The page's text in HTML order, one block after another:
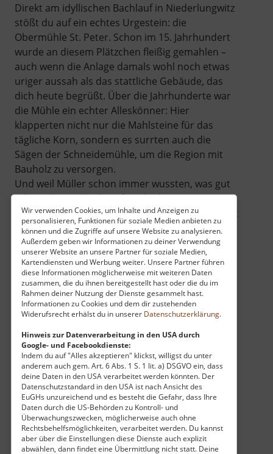
Wir verwenden Cookies, um Inhalte und Anzeigen zu
personalisieren, Funktionen für soziale Medien anbieten zu
können und die Zugriffe auf unsere Website zu analysieren.
Außerdem geben wir Informationen zu deiner Verwendung
unserer Website an unsere Partner für soziale Medien,
Kartendiensten und Werbung weiter. Unsere Partner führen
diese Informationen möglicherweise mit weiteren Daten
zusammen, die du ihnen bereitgestellt hast oder die du im
Rahmen deiner Nutzung der Dienste gesammelt hast.
Informationen zu Cookies und dem dir zustehenden
Widerufsrecht erhälst du in unserer Datenschutzerklärung.
Hinweis zur Datenverarbeitung in den USA durch
Google- und Facebookdienste:
Indem du auf "Alles akzeptieren" klickst, willigst du unter
anderem auch gem. Art. 6 Abs. 1 S. 1 lit. a) DSGVO ein, dass
deine Daten in den USA verarbeitet werden könnten. Der
Datenschutzstandard in den USA ist nach Ansicht des
EuGHs unzureichend und es besteht die Gefahr, dass Ihre
Daten durch die US-Behörden zu Kontroll- und
Überwachungszwecken, möglicherweise auch ohne
Rechtsbehelfsmöglichkeiten, verarbeitet werden. Du kannst
aber über die Einstellungen diese Dienste auch explizit
abwählen, dann findet eine Übermittlung nicht statt. Deine
Direkt am idyllischen Bachlauf in Niederlungwitz
stößt du auf ein echtes Urgestein: die
Obermühle St. Peter. Schon im 15. Jahrhundert
wurde an diesem Plätzchen fleißig gemahlen –
auch wenn die Anlage damals wohl noch etwas
uriger aussah als das stattliche Gebäude, das
dich heute begrüßt. Über die Jahrhunderte war
die Mühle ein echter Alleskönner: Hier
klapperten nicht nur die Mahlsteine für das
tägliche Korn, sondern es surrten auch die
Sägen der Schneidemühle, um die Region mit
Bauholz zu versorgen.
Und weil Müller schon immer wussten, was gut
schmeckt, wurde der Ofen gleich vor Ort
angeheizt – der Duft von frisch gebackenem Brot
gehörte hier früher genauso zum Alltag wie das
Rauschen des Wassers. Wenn du heute dort
vorbeischaust, weht immer noch dieser Hauch
von alter Handwerksehre durch die Luft. Es ist
der perfekte Ort, um bei einem Spaziergang kurz
innezuhalten und sich vorzustellen, wie hier
schon vor über 500 Jahren das Mehl in die Säcke
rieselte. Ein charmantes Stück
Heimatgeschichte, das zeigt, dass gute
Traditionen einfach niemals aus der Mode
kommen!